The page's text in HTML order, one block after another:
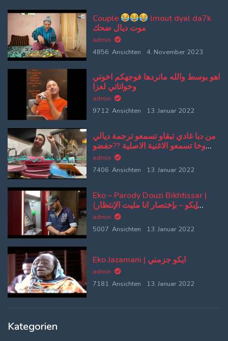
Couple
lmout dyal da7k
موت ديال ضحك
admin
4856 Ansichten
4. November 2023
اهو بوسط والله مانردها فوجهكم اخوتي
وخواتاتي لعزا
admin
9712 Ansichten
13. Januar 2022
من دبا غادي تبقاو تسمعو ترجمة ديالي
وخا تسمعو الاغنية الاصلية ??حفضو
كلامي وتلقو الاصلية من بعد
admin
7406 Ansichten
13. Januar 2022
Eko – Parody Douzi Bikhtissar |
(إيكو – بإختصار انا مليت الإنتظار
(پارودي دوزي
admin
5007 Ansichten
13. Januar 2022
Eko Jazamani | ايكو جزمني
admin
7181 Ansichten
13. Januar 2022
Kategorien